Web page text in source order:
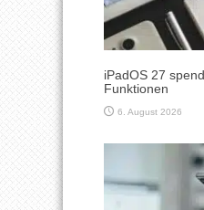
iPadOS 27
Funktionen
6. August 2026